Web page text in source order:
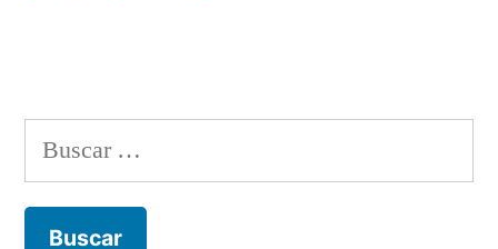
Buscar: